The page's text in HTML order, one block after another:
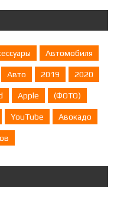
Автомобиля
Авто 2019 2020
Apple (ФОТО)
YouTube Авокадо